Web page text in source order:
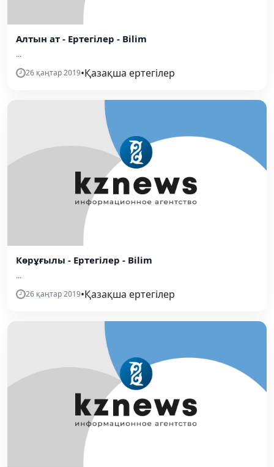
Алтын ат - Ертегілер - Bilim
...
26 қаңтар 2019•Қазақша ертегілер
Көрұғылы - Ертегілер - Bilim
...
26 қаңтар 2019•Қазақша ертегілер